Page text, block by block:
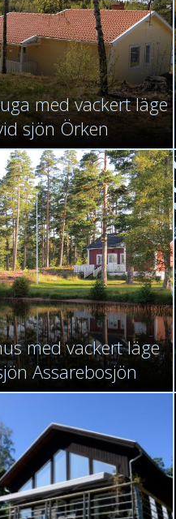
med vackert läge
sjön Örken
med vackert läge
Assarebosjön